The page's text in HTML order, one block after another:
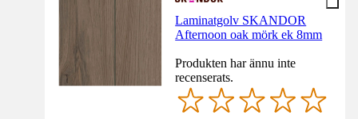
Laminatgolv SKANDOR
Afternoon oak mörk ek 8mm
Produkten har ännu inte
recenserats.